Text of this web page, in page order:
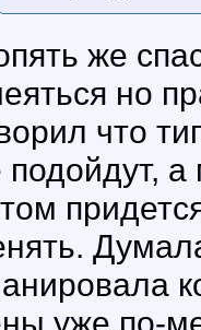
же
но
что
подойдут,
уже по-